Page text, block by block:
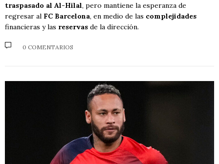
traspasado al Al-Hilal, pero mantiene la esperanza de
regresar al FC Barcelona, en medio de las complejidades
financieras y las reservas de la dirección.
0 COMENTARIOS